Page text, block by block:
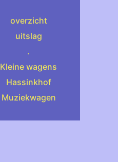
overzicht
uitslag
.
Kleine wagens
Hassinkhof
Muziekwagen